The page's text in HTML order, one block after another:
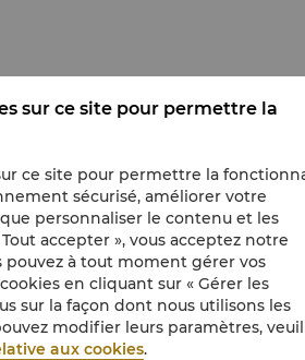
sur ce site pour permettre la
ce site pour permettre la
sécurisé, améliorer votre
personnaliser le contenu et les
accepter », vous acceptez notre
pouvez à tout moment gérer vos
en cliquant sur « Gérer les
sur la façon dont nous utilisons les
modifier leurs paramètres,
aux cookies.